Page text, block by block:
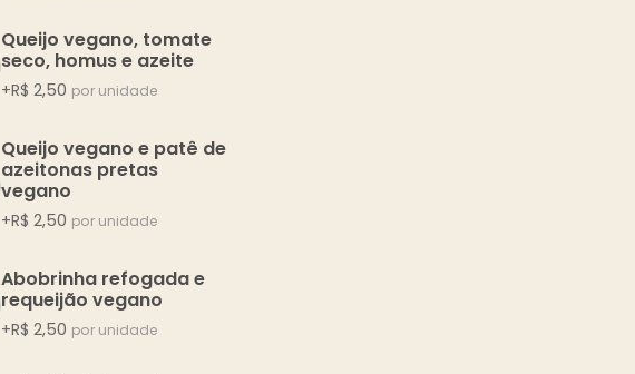
Queijo vegano, tomate
seco, homus e azeite
+R$ 2,50 por unidade
Queijo vegano e patê de
azeitonas pretas
vegano
+R$ 2,50 por unidade
Abobrinha refogada e
requeijão vegano
+R$ 2,50 por unidade